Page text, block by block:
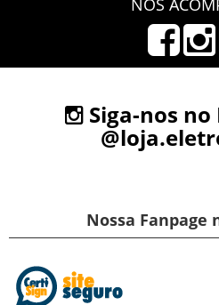
NOS
Siga-nos
Nossa Fanpage